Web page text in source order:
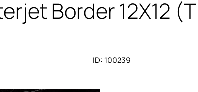
Border 12X12
ID: 100239